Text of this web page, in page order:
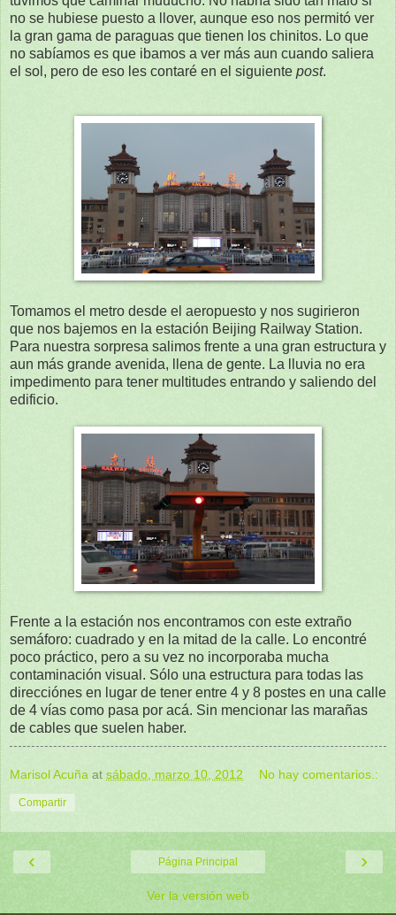
no se hubiese puesto a llover, aunque eso nos permitó ver
la gran gama de paraguas que tienen los chinitos. Lo que
no sabíamos es que ibamos a ver más aun cuando saliera
el sol, pero de eso les contaré en el siguiente post.
Tomamos el metro desde el aeropuesto y nos sugirieron
que nos bajemos en la estación Beijing Railway Station.
Para nuestra sorpresa salimos frente a una gran estructura y
aun más grande avenida, llena de gente. La lluvia no era
impedimento para tener multitudes entrando y saliendo del
edificio.
Frente a la estación nos encontramos con este extraño
semáforo: cuadrado y en la mitad de la calle. Lo encontré
poco práctico, pero a su vez no incorporaba mucha
contaminación visual. Sólo una estructura para todas las
direcciónes en lugar de tener entre 4 y 8 postes en una calle
de 4 vías como pasa por acá. Sin mencionar las marañas
de cables que suelen haber.
Marisol Acuña at sábado, marzo 10, 2012 No hay comentarios.:
Compartir
‹ ›
Página Principal
Ver la versión web